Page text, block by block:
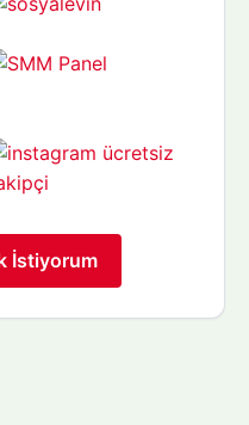
İstiyorum